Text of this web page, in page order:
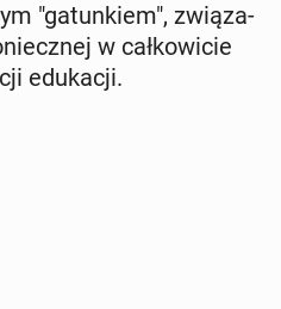
"ga­tun­kiem", zwią­za­
w cał­ko­wi­cie
edu­ka­cji.